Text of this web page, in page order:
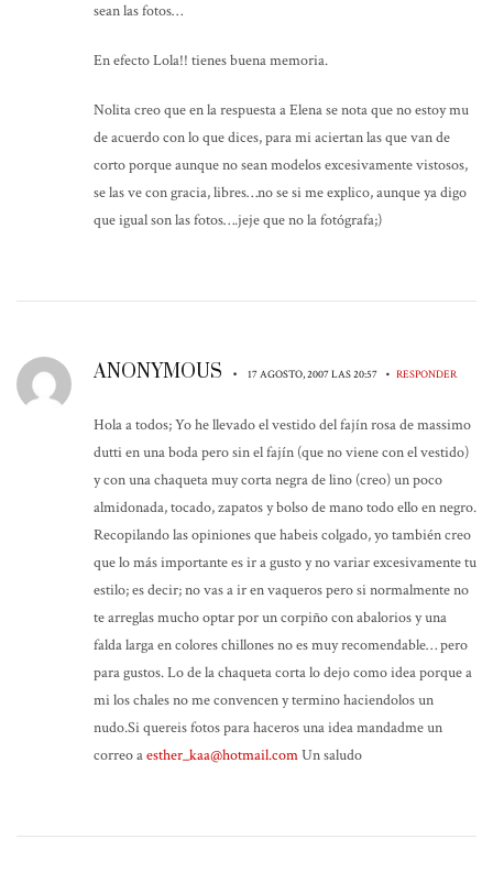
sean las fotos…
En efecto Lola!! tienes buena memoria.
Nolita creo que en la respuesta a Elena se nota que no estoy mu
de acuerdo con lo que dices, para mi aciertan las que van de
corto porque aunque no sean modelos excesivamente vistosos,
se las ve con gracia, libres…no se si me explico, aunque ya digo
que igual son las fotos….jeje que no la fotógrafa;)
ANONYMOUS • 17 AGOSTO, 2007 LAS 20:57 • RESPONDER
Hola a todos; Yo he llevado el vestido del fajín rosa de massimo
dutti en una boda pero sin el fajín (que no viene con el vestido)
y con una chaqueta muy corta negra de lino (creo) un poco
almidonada, tocado, zapatos y bolso de mano todo ello en negro.
Recopilando las opiniones que habeis colgado, yo también creo
que lo más importante es ir a gusto y no variar excesivamente tu
estilo; es decir; no vas a ir en vaqueros pero si normalmente no
te arreglas mucho optar por un corpiño con abalorios y una
falda larga en colores chillones no es muy recomendable… pero
para gustos. Lo de la chaqueta corta lo dejo como idea porque a
mi los chales no me convencen y termino haciendolos un
nudo.Si quereis fotos para haceros una idea mandadme un
correo aesther_kaa@hotmail.comUn saludo